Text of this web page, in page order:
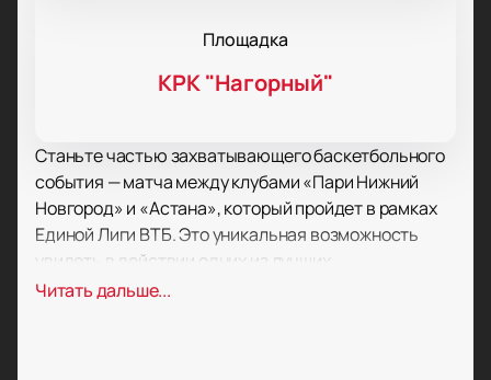
Площадка
КРК "Нагорный"
Станьте частью захватывающего баскетбольного
события — матча между клубами «Пари Нижний
Новгород» и «Астана», который пройдет в рамках
Единой Лиги ВТБ. Это уникальная возможность
увидеть в действии одних из лучших
баскетболистов Восточной и Северной Европы.
Читать дальше...